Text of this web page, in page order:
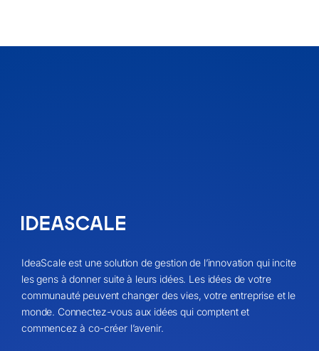
IdeaScale est une solution de gestion de l’innovation qui incite
les gens à donner suite à leurs idées. Les idées de votre
communauté peuvent changer des vies, votre entreprise et le
monde. Connectez-vous aux idées qui comptent et
commencez à co-créer l’avenir.